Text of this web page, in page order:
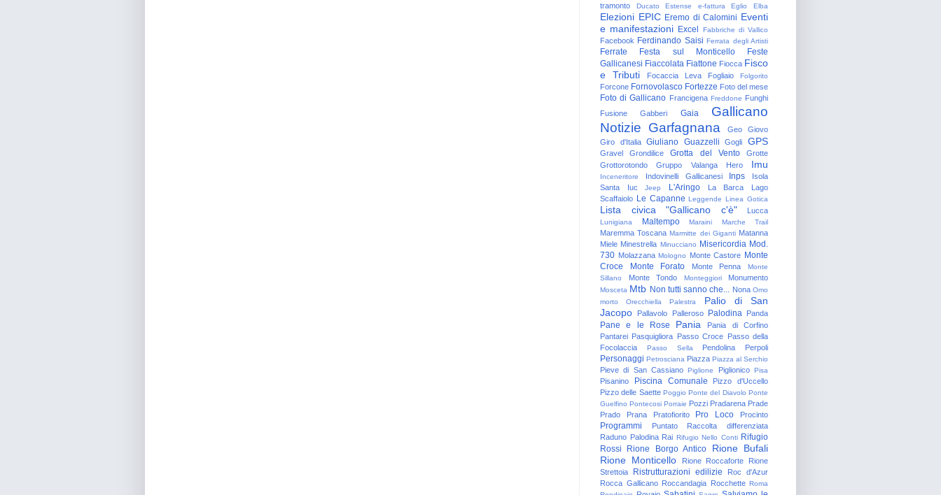
tramonto
Ducato Estense e-fattura Eglio Elba
Elezioni EPIC Eremo di Calomini Eventi
e manifestazioni Excel Fabbriche di Vallico
Facebook Ferdinando Saisi Ferrata degli Artisti
Ferrate Festa sul Monticello
Feste
Gallicanesi Fiaccolata Fiattone Fiocca Fisco
e Tributi
Focaccia Leva Fogliaio Folgorito
Forcone Fornovolasco Fortezze Foto del mese
Foto di Gallicano Francigena Freddone Funghi
Fusione
Gabberi Gaia
Gallicano
Notizie Garfagnana Geo
Giovo
Giro d'Italia
Giuliano Guazzelli Gogli GPS
Gravel Grondilice Grotta del Vento
Grotte
Grottorotondo
Gruppo Valanga Hero Imu
Inceneritore Indovinelli Gallicanesi Inps
Isola
Santa
Iuc Jeep L'Aringo La Barca
Lago
Scaffaiolo Le Capanne Leggende Linea Gotica
Lista civica "Gallicano c'è" Lucca
Lunigiana Maltempo Maraini Marche Trail
Maremma Toscana Marmitte dei Giganti Matanna
Miele Minestrella Minucciano Misericordia Mod.
730 Molazzana Mologno Monte Castore Monte
Croce
Monte Forato Monte Penna
Monte
Sillano
Monte Tondo Monteggiori Monumento
Mosceta Mtb Non tutti sanno che... Nona Omo
morto
Orecchiella Palestra
Palio di San
Jacopo
Pallavolo Palleroso Palodina Panda
Pane e le Rose Pania
Pania di Corfino
Pantarei Pasquigliora Passo Croce Passo della
Focolaccia
Passo Sella Pendolina Perpoli
Personaggi Petrosciana Piazza Piazza al Serchio
Pieve di San Cassiano Piglione Piglionico Pisa
Pisanino Piscina Comunale
Pizzo d'Uccello
Pizzo delle Saette Poggio Ponte del Diavolo Ponte
Guelfino Pontecosi Porraie Pozzi Pradarena Prade
Prado
Prana Pratofiorito Pro Loco Procinto
Programmi Puntato
Raccolta differenziata
Raduno Palodina Rai Rifugio Nello Conti Rifugio
Rossi
Rione Borgo Antico
Rione Bufali
Rione Monticello
Rione Roccaforte
Rione
Strettoia
Ristrutturazioni edilizie
Roc d'Azur
Rocca Gallicano Roccandagia Rocchette Roma